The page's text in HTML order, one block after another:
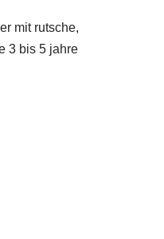
mit rutsche,
3 bis 5 jahre